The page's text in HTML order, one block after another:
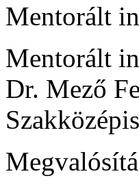
Mentorált
Mentorált
Dr. Mező